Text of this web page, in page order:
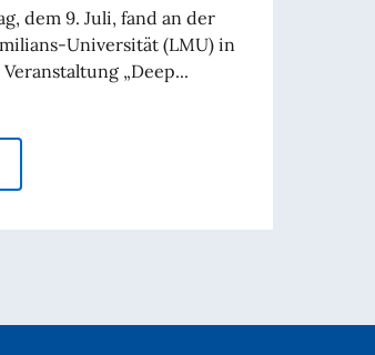
für Reisen ins Ausland
dem 9. Juli, fand an der
Universität (LMU) in
„Deep...